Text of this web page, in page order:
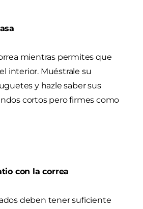
mientras permites que
interior. Muéstrale su
y hazle saber sus
cortos pero firmes como
con la correa
deben tener suficiente